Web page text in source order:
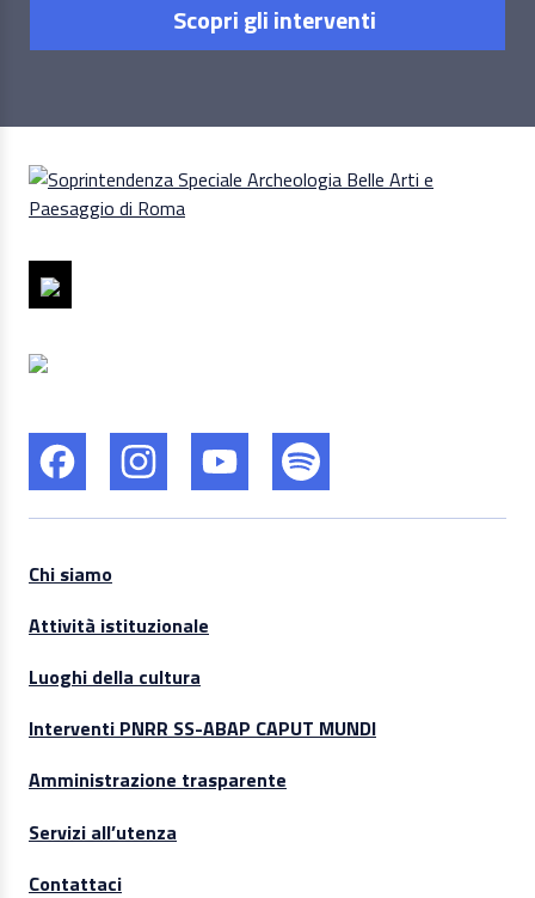
Scopri gli interventi
Chi siamo
Attività istituzionale
Luoghi della cultura
Interventi PNRR SS-ABAP CAPUT MUNDI
Amministrazione trasparente
Servizi all’utenza
Contattaci